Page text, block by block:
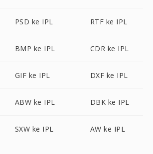
PSD ke IPL RTF ke IPL
BMP ke IPL CDR ke IPL
GIF ke IPL DXF ke IPL
ABW ke IPL DBK ke IPL
SXW ke IPL AW ke IPL